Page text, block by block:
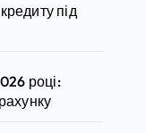
під
році: